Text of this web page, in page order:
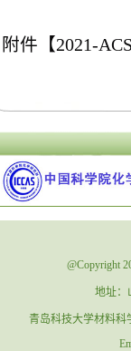
附件【2021-
@Copyright
地址：
青岛科技大学材料科